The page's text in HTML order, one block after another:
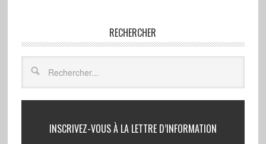
RECHERCHER
INSCRIVEZ-VOUS À LA LETTRE D’INFORMATION